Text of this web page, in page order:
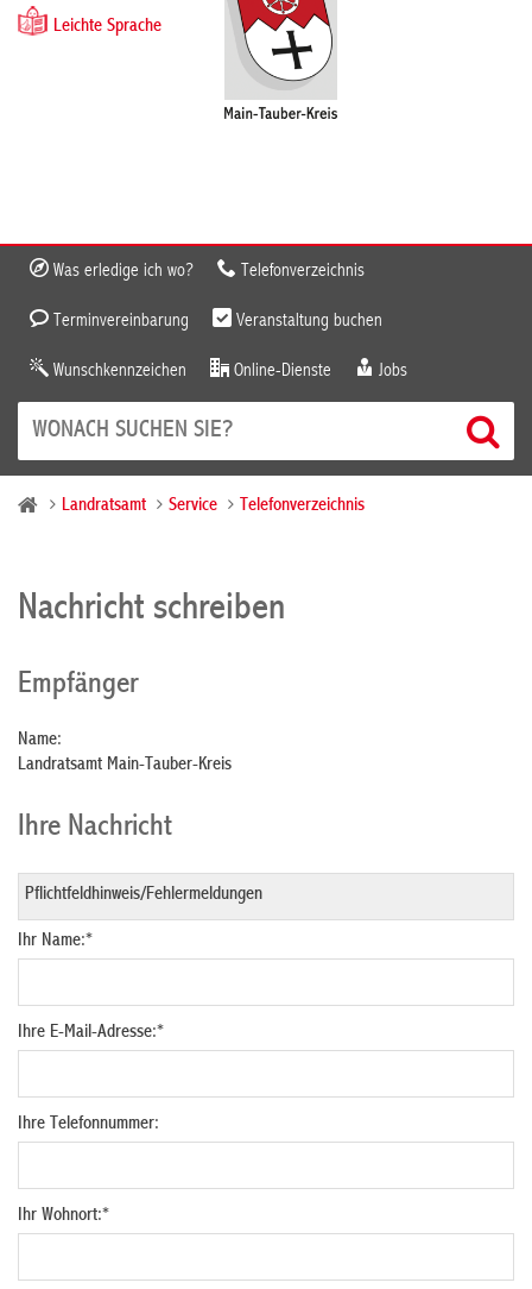
Leichte Sprache
Was erledige ich wo? Telefonverzeichnis
Terminvereinbarung Veranstaltung buchen
Wunschkennzeichen Online-Dienste Jobs
Landratsamt Service Telefonverzeichnis
Nachricht schreiben
Empfänger
Name:
Landratsamt Main-Tauber-Kreis
Ihre Nachricht
Ihr Name:*
Ihre E-Mail-Adresse:*
Ihre Telefonnummer:
Ihr Wohnort:*